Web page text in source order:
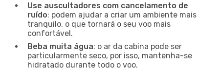
Use auscultadores com cancelamento de
ruído: podem ajudar a criar um ambiente mais
tranquilo, o que tornará o seu voo mais
confortável.
Beba muita água: o ar da cabina pode ser
particularmente seco, por isso, mantenha-se
hidratado durante todo o voo.